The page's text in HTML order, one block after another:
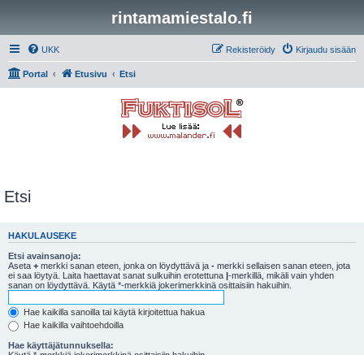
rintamamiestalo.fi
UKK Kirjaudu sisään
Rekisteröidy
Portal Etusivu Etsi
Etsi
HAKULAUSEKE
Etsi avainsanoja:
Aseta + merkki sanan eteen, jonka on löydyttävä ja - merkki sellaisen sanan eteen, jota
ei saa löytyä. Laita haettavat sanat sulkuihin erotettuna |-merkillä, mikäli vain yhden
sanan on löydyttävä. Käytä *-merkkiä jokerimerkkinä osittaisiin hakuihin.
Hae kaikilla sanoilla tai käytä kirjoitettua hakua
Hae kaikilla vaihtoehdoilla
Hae käyttäjätunnuksella: